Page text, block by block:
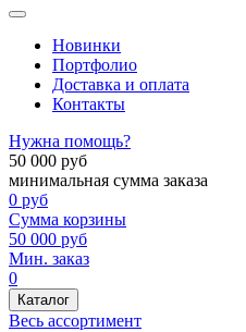
Новинки
Портфолио
Доставка и оплата
Контакты
Нужна помощь?
50 000 руб
минимальная сумма заказа
0 руб
Сумма корзины
50 000 руб
Мин. заказ
0
Каталог
Весь ассортимент